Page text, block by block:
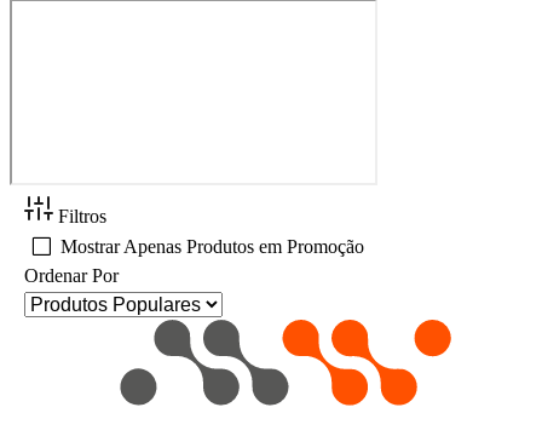
Filtros
Mostrar Apenas Produtos em Promoção
Ordenar Por